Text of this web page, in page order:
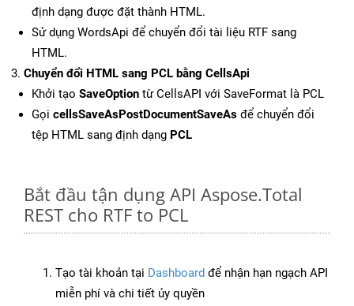
định dạng được đặt thành HTML.
Sử dụng WordsApi để chuyển đổi tài liệu RTF sang
HTML.
Chuyển đổi HTML sang PCL bằng CellsApi
Khởi tạo SaveOption từ CellsAPI với SaveFormat là PCL
Gọi cellsSaveAsPostDocumentSaveAs để chuyển đổi
tệp HTML sang định dạng PCL
Bắt đầu tận dụng API Aspose.Total
REST cho RTF to PCL
Tạo tài khoản tại Dashboard để nhận hạn ngạch API
miễn phí và chi tiết ủy quyền